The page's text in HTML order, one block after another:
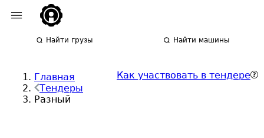
Найти грузы Найти машины
Главная
Тендеры
Разный
Как участвовать в тендере